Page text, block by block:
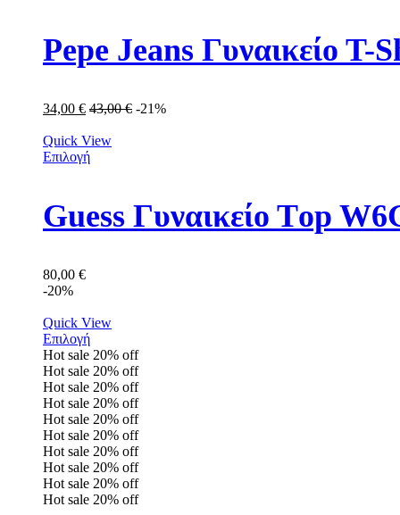
Pepe Jeans Γυναικείo
34,00 € 43,00€ -21%
Quick View
Επιλογή
Guess Γυναικείο Τop
80,00 €
-20%
Quick View
Επιλογή
Hot sale 20% off
Hot sale 20% off
Hot sale 20% off
Hot sale 20% off
Hot sale 20% off
Hot sale 20% off
Hot sale 20% off
Hot sale 20% off
Hot sale 20% off
Hot sale 20% off